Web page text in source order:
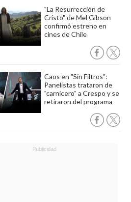
"La Resurrección de
Cristo" de Mel Gibson
confirmó estreno en
cines de Chile
Caos en "Sin Filtros":
Panelistas trataron de
"carnicero" a Crespo y se
retiraron del programa